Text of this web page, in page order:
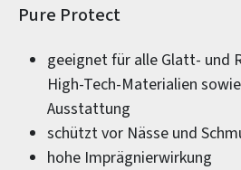
Produktinformationen
Pure Protect
geeignet für alle Glatt- und
High-Tech-Materialien
Ausstattung
schützt vor Nässe und
hohe Imprägnierwirkung